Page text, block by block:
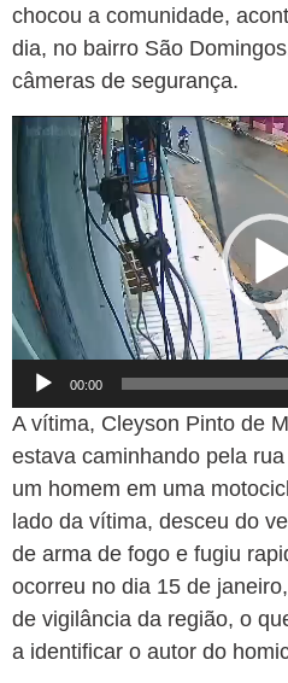
chocou a comunidade,
dia, no bairro São
câmeras de segurança.
Tocador
vídeo
00:00
A vítima, Cleyson Pinto de
estava caminhando pela
um homem em uma
lado da vítima, desceu do
de arma de fogo e fugiu
ocorreu no dia 15 de
de vigilância da região, o
a identificar o autor do